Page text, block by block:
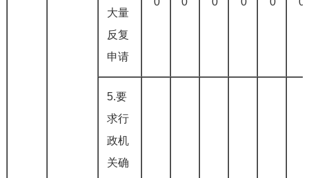
大量
反复
申请
5.要
求行
政机
关确